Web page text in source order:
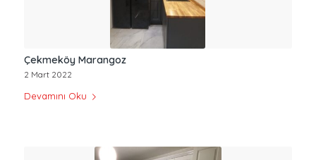
Çekmeköy Marangoz
2 Mart 2022
Devamını Oku